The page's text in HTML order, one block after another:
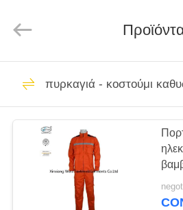
ΣΠΊΤΙ
ΠΡΟΪΌΝΤΑ
ΠΕΡΊΠΟΥ
Co.Ltd.
Φόρμες
FR
πυρκαγιά - κοστούμι
με